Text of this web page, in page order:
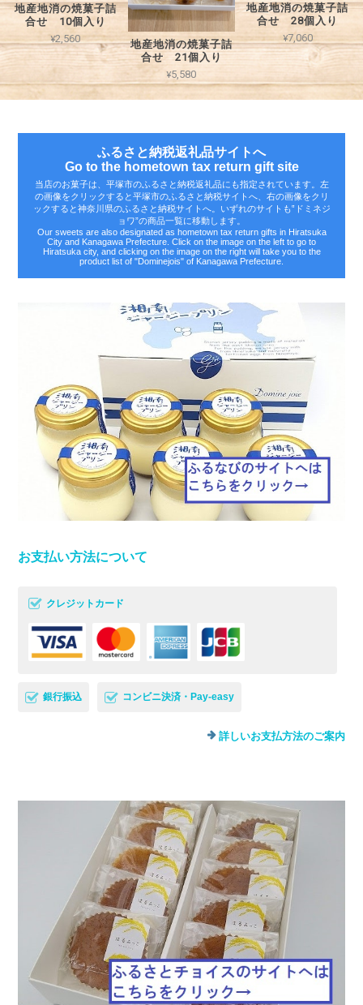
地産地消の焼菓子詰
合せ 10個入り
¥2,560
地産地消の焼菓子詰
合せ 21個入り
¥5,580
地産地消の焼菓子詰
合せ 28個入り
¥7,060
ふるさと納税返礼品サイトへ
Go to the hometown tax return gift site
当店のお菓子は、平塚市のふるさと納税返礼品にも指定されています。左
の画像をクリックすると平塚市のふるさと納税サイトへ、右の画像をクリ
ックすると神奈川県のふるさと納税サイトへ。いずれのサイトも‟ドミネジ
ョワ”の商品一覧に移動します。
Our sweets are also designated as hometown tax return gifts in Hiratsuka
City and Kanagawa Prefecture. Click on the image on the left to go to
Hiratsuka city, and clicking on the image on the right will take you to the
product list of "Dominejois" of Kanagawa Prefecture.
お支払い方法について
クレジットカード
銀行振込 コンビニ決済・Pay-easy
詳しいお支払方法のご案内